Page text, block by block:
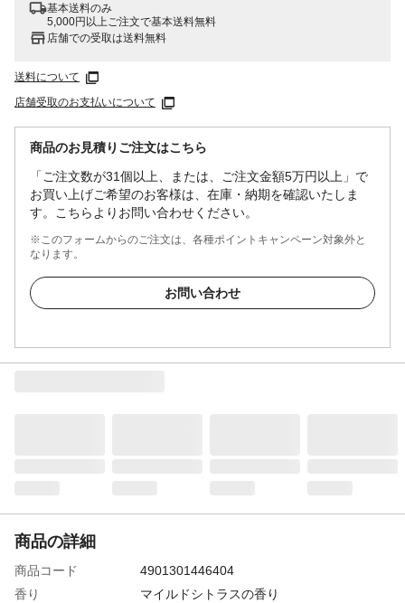
基本送料のみ
5,000円以上ご注文で基本送料無料
店舗での受取は送料無料
送料について
店舗受取のお支払いについて
商品のお見積りご注文はこちら
「ご注文数が31個以上、または、ご注文金額5万円以上」で
お買い上げご希望のお客様は、在庫・納期を確認いたしま
す。こちらよりお問い合わせください。
※このフォームからのご注文は、各種ポイントキャンペーン対象外と
なります。
お問い合わせ
商品の詳細
商品コード
4901301446404
香り
マイルドシトラスの香り